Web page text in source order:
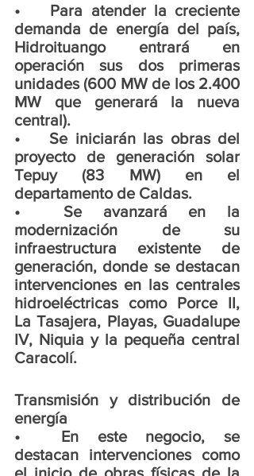
•	Para atender la creciente
demanda de energía del país,
Hidroituango entrará en
operación sus dos primeras
unidades (600 MW de los 2.400
MW que generará la nueva
central).
•	Se iniciarán las obras del
proyecto de generación solar
Tepuy (83 MW) en el
departamento de Caldas.
•	Se avanzará en la
modernización de su
infraestructura existente de
generación, donde se destacan
intervenciones en las centrales
hidroeléctricas como Porce II,
La Tasajera, Playas, Guadalupe
IV, Niquia y la pequeña central
Caracolí.
Transmisión y distribución de
energía
•	En este negocio, se
destacan intervenciones como